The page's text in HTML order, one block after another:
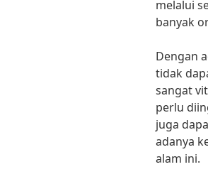
melalui
banyak
Dengan
tidak
sangat
perlu
juga
adanya
alam ini.